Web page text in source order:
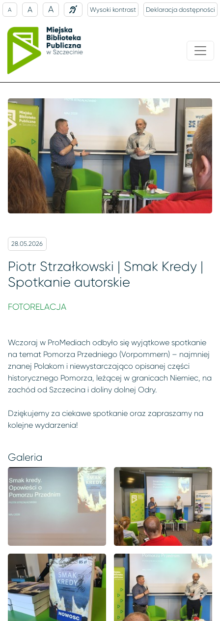
A A A Wysoki kontrast Deklaracja dostępności
Piotr Strzałkowski | Smak Kredy |
Spotkanie autorskie
FOTORELACJA
28.05.2026
Wczoraj w ProMediach odbyło się wyjątkowe spotkanie
na temat Pomorza Przedniego (Vorpommern) – najmniej
znanej Polakom i niewystarczająco opisanej części
historycznego Pomorza, leżącej w granicach Niemiec, na
zachód od Szczecina i doliny dolnej Odry.
Dziękujemy za ciekawe spotkanie oraz zapraszamy na
kolejne wydarzenia!
Galeria